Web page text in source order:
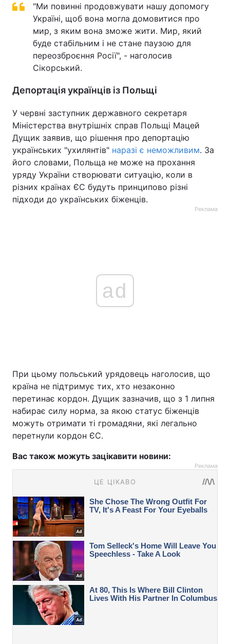
"Ми повинні продовжувати нашу допомогу
Україні, щоб вона могла домовитися про
мир, з яким вона зможе жити. Мир, який
буде стабільним і не стане паузою для
переозброєння Росії", - наголосив
Сікорський.
Депортація українців із Польщі
У червні заступник державного секретаря
Міністерства внутрішніх справ Польщі Мацей
Дущик заявив, що рішення про депортацію
українських "ухилянтів" наразі є неможливим. За
його словами, Польща не може на прохання
уряду України створювати ситуацію, коли в
різних країнах ЄС будуть принципово різні
підходи до українських біженців.
Реклама
ad
При цьому польський урядовець наголосив, що
країна не підтримує тих, хто незаконно
перетинає кордон. Дущик зазначив, що з 1 липня
набирає силу норма, за якою статус біженців
можуть отримати ті громадяни, які легально
перетнули кордон ЄС.
Вас також можуть зацікавити новини:
Реклама